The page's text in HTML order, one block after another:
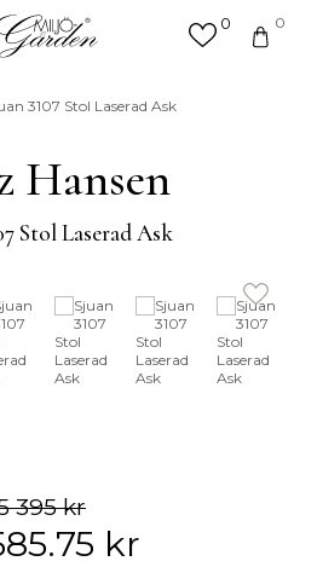
0 0
produkt eller
3107 Stol Laserad Ask
Hansen
Stol Laserad Ask
395kr
kr